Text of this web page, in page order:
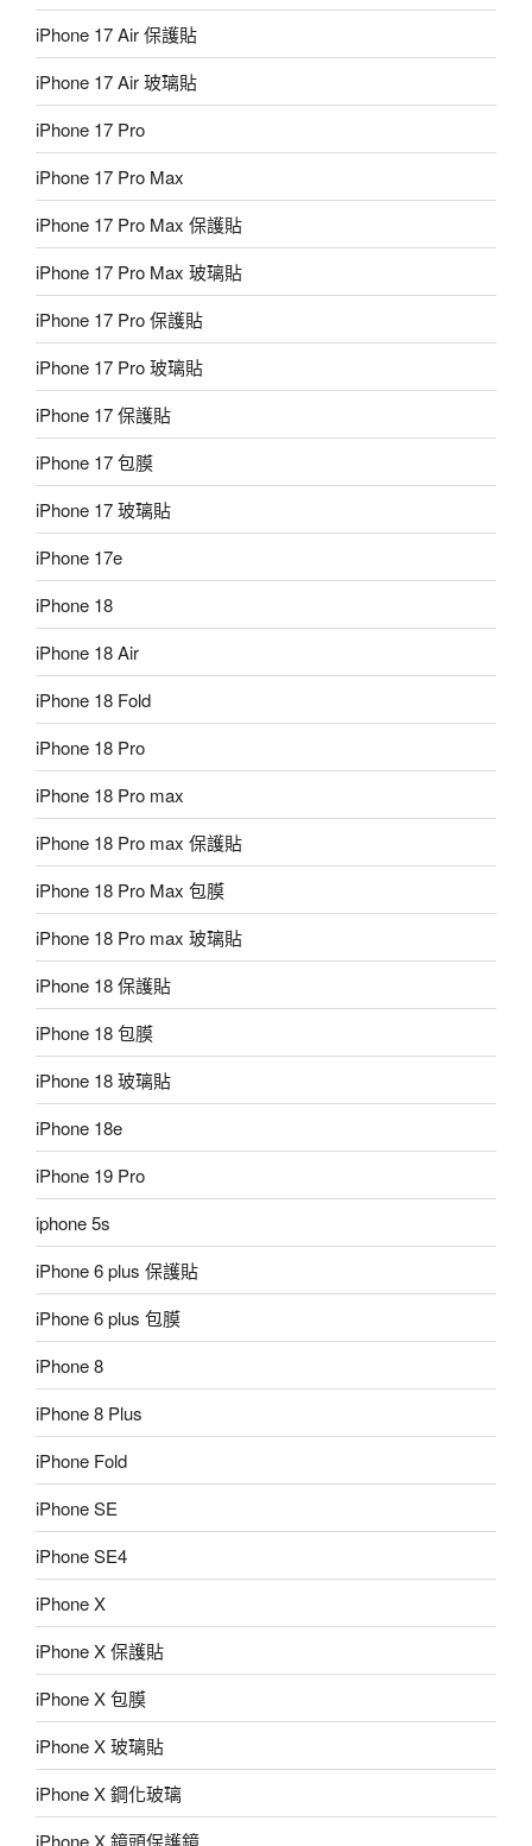
iPhone 17 Air 保護貼
iPhone 17 Air 玻璃貼
iPhone 17 Pro
iPhone 17 Pro Max
iPhone 17 Pro Max 保護貼
iPhone 17 Pro Max 玻璃貼
iPhone 17 Pro 保護貼
iPhone 17 Pro 玻璃貼
iPhone 17 保護貼
iPhone 17 包膜
iPhone 17 玻璃貼
iPhone 17e
iPhone 18
iPhone 18 Air
iPhone 18 Fold
iPhone 18 Pro
iPhone 18 Pro max
iPhone 18 Pro max 保護貼
iPhone 18 Pro Max 包膜
iPhone 18 Pro max 玻璃貼
iPhone 18 保護貼
iPhone 18 包膜
iPhone 18 玻璃貼
iPhone 18e
iPhone 19 Pro
iphone 5s
iPhone 6 plus 保護貼
iPhone 6 plus 包膜
iPhone 8
iPhone 8 Plus
iPhone Fold
iPhone SE
iPhone SE4
iPhone X
iPhone X 保護貼
iPhone X 包膜
iPhone X 玻璃貼
iPhone X 鋼化玻璃
iPhone X 鏡頭保護鏡